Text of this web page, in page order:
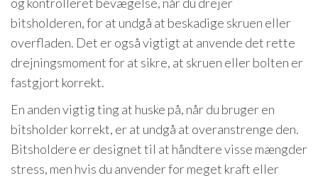
bitsholderen, for at undgå at beskadige skruen eller
overfladen. Det er også vigtigt at anvende det rette
drejningsmoment for at sikre, at skruen eller bolten er
fastgjort korrekt.
En anden vigtig ting at huske på, når du bruger en
bitsholder korrekt, er at undgå at overanstrenge den.
Bitsholdere er designet til at håndtere visse mængder
stress, men hvis du anvender for meget kraft eller